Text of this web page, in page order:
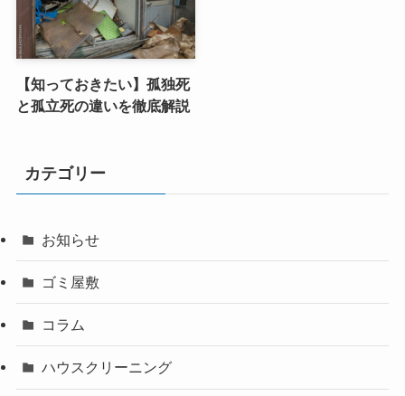
【知っておきたい】孤独死
と孤立死の違いを徹底解説
カテゴリー
お知らせ
ゴミ屋敷
コラム
ハウスクリーニング